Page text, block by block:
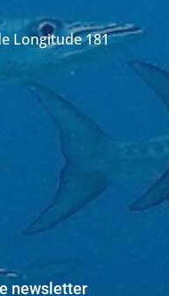
Longitude 181
newsletter